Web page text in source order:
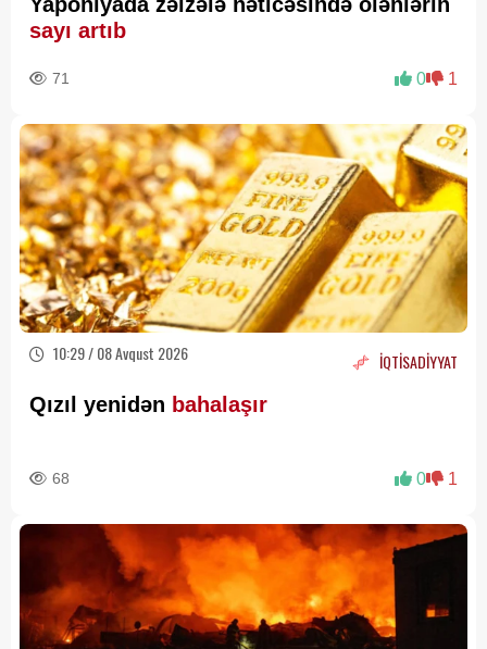
sayı artıb
71 0 1
10:29 / 08 Avqust 2026 İQTİSADİYYAT
Qızıl yenidən bahalaşır
68 0 1